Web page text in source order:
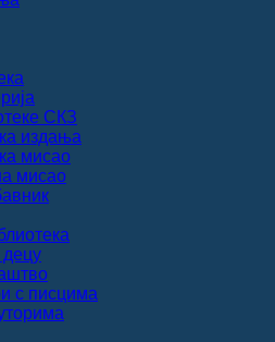
СКЗ
издања
мисао
мисао
децу
с писцима